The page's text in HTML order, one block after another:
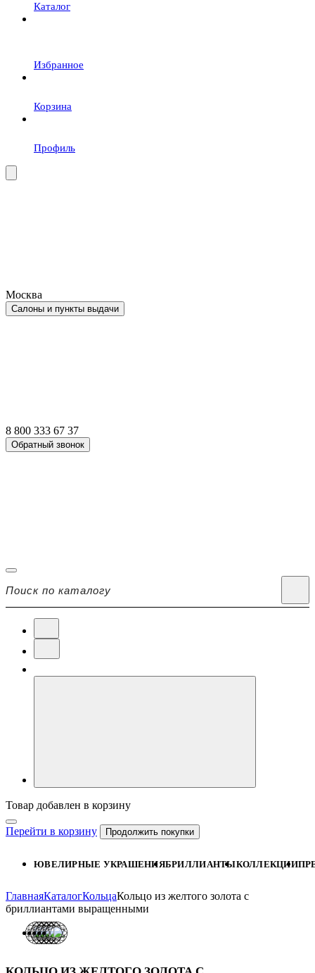
Каталог
Избранное
Корзина
Профиль
Москва
Салоны и пункты выдачи
8 800 333 67 37
Обратный звонок
Товар добавлен в корзину
Перейти в корзину Продолжить покупки
ЮВЕЛИРНЫЕ УКРАШЕНИЯБРИЛЛИАНТЫКОЛЛЕКЦИИ
ГлавнаяКаталогКольцаКольцо из желтого золота с
бриллиантами выращенными